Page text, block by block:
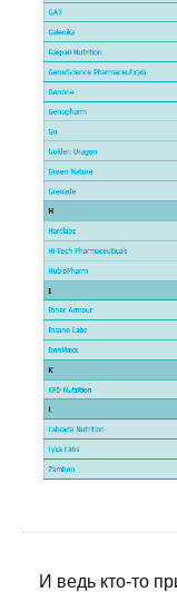
И ведь кто-то